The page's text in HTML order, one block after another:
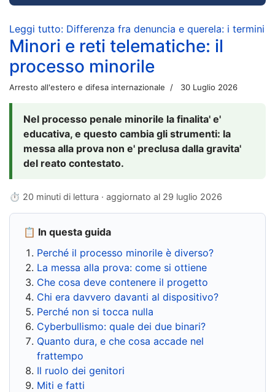
Leggi tutto: Differenza fra denuncia e querela: i termini
Minori e reti telematiche: il
processo minorile
Arresto all'estero e difesa internazionale 30 Luglio 2026
Nel processo penale minorile la finalita' e'
educativa, e questo cambia gli strumenti: la
messa alla prova non e' preclusa dalla gravita'
del reato contestato.
⏱ 20 minuti di lettura · aggiornato al 29 luglio 2026
📋 In questa guida
Perché il processo minorile è diverso?
La messa alla prova: come si ottiene
Che cosa deve contenere il progetto
Chi era davvero davanti al dispositivo?
Perché non si tocca nulla
Cyberbullismo: quale dei due binari?
Quanto dura, e che cosa accade nel
frattempo
Il ruolo dei genitori
Miti e fatti